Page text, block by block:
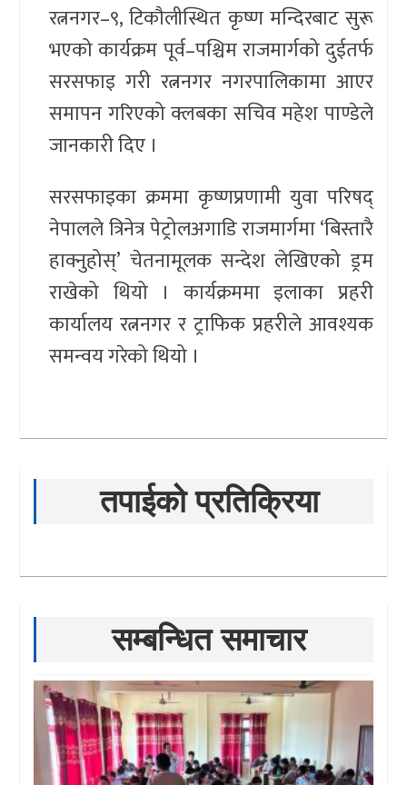
रत्ननगर–९, टिकौलीस्थित कृष्ण मन्दिरबाट सुरू
भएको कार्यक्रम पूर्व–पश्चिम राजमार्गको दुईतर्फ
सरसफाइ गरी रत्ननगर नगरपालिकामा आएर
समापन गरिएको क्लबका सचिव महेश पाण्डेले
जानकारी दिए ।
सरसफाइका क्रममा कृष्णप्रणामी युवा परिषद्
नेपालले त्रिनेत्र पेट्रोलअगाडि राजमार्गमा ‘बिस्तारै
हाक्नुहोस्’ चेतनामूलक सन्देश लेखिएको ड्रम
राखेको थियो । कार्यक्रममा इलाका प्रहरी
कार्यालय रत्ननगर र ट्राफिक प्रहरीले आवश्यक
समन्वय गरेको थियो ।
तपाईको प्रतिक्रिया
सम्बन्धित समाचार